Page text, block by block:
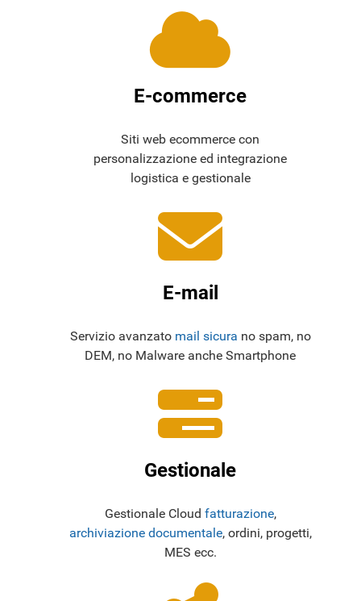
E-commerce
Siti web ecommerce con
personalizzazione ed integrazione
logistica e gestionale
E-mail
Servizio avanzato mail sicura no spam, no
DEM, no Malware anche Smartphone
Gestionale
Gestionale Cloud fatturazione,
archiviazione documentale, ordini, progetti,
MES ecc.